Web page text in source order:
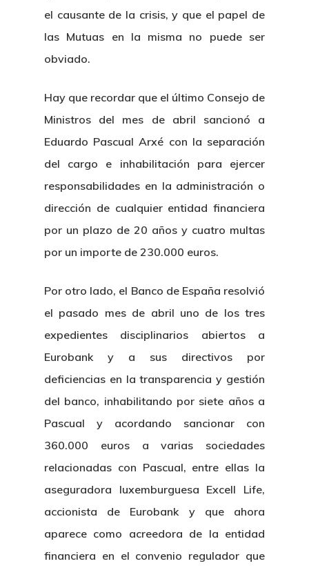
el causante de la crisis, y que el papel de
las Mutuas en la misma no puede ser
obviado.
Hay que recordar que el último Consejo de
Ministros del mes de abril sancionó a
Eduardo Pascual Arxé con la separación
del cargo e inhabilitación para ejercer
responsabilidades en la administración o
dirección de cualquier entidad financiera
por un plazo de 20 años y cuatro multas
por un importe de 230.000 euros.
Por otro lado, el Banco de España resolvió
el pasado mes de abril uno de los tres
expedientes disciplinarios abiertos a
Eurobank y a sus directivos por
deficiencias en la transparencia y gestión
del banco, inhabilitando por siete años a
Pascual y acordando sancionar con
360.000 euros a varias sociedades
relacionadas con Pascual, entre ellas la
aseguradora luxemburguesa Excell Life,
accionista de Eurobank y que ahora
aparece como acreedora de la entidad
financiera en el convenio regulador que